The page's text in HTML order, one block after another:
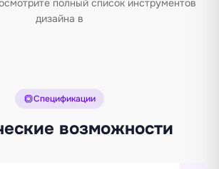
полный список инструментов
дизайна в
Спецификации
возможности